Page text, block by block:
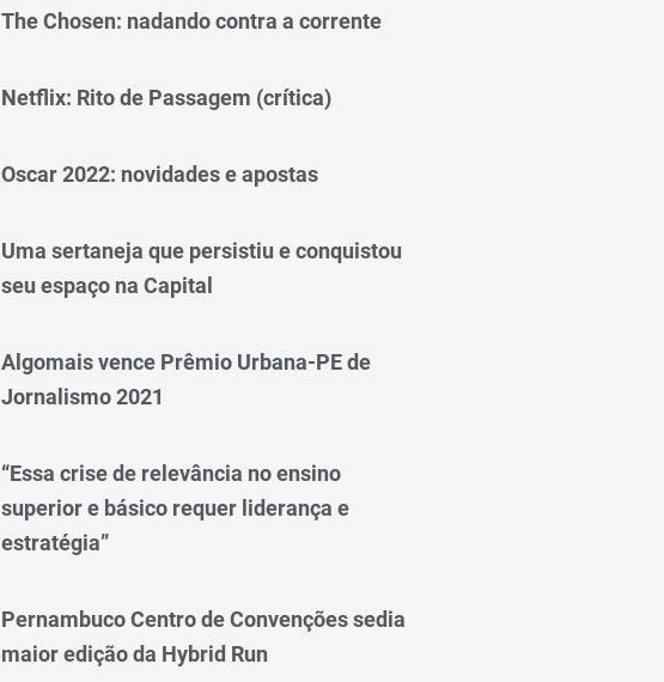
The Chosen: nadando contra a corrente
Netflix: Rito de Passagem (crítica)
Oscar 2022: novidades e apostas
Uma sertaneja que persistiu e conquistou
seu espaço na Capital
Algomais vence Prêmio Urbana-PE de
Jornalismo 2021
“Essa crise de relevância no ensino
superior e básico requer liderança e
estratégia”
Pernambuco Centro de Convenções sedia
maior edição da Hybrid Run